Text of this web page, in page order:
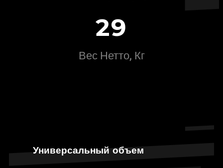
29
Вес Нетто, Кг
Универсальный объем